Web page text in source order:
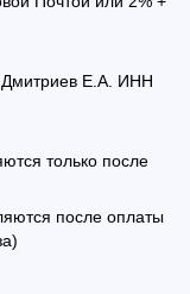
Е.А. ИНН
только после
после оплаты